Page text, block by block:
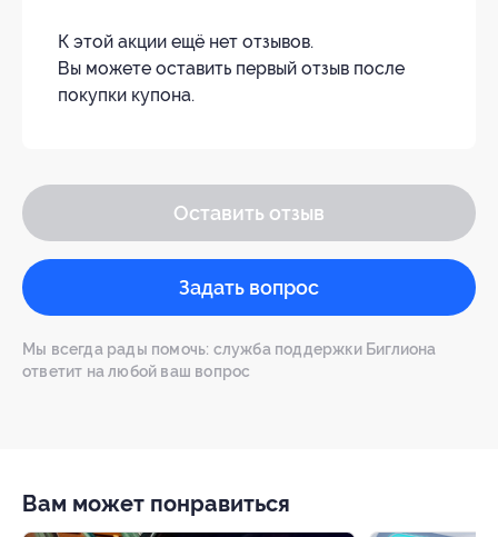
К этой акции ещё нет отзывов.
Вы можете оставить первый отзыв после
покупки купона.
Оставить отзыв
Задать вопрос
Мы всегда рады помочь: служба поддержки Биглиона
ответит на любой ваш вопрос
Вам может понравиться